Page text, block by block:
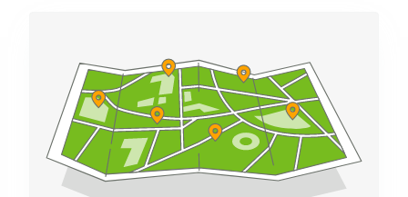
Kantoor
Hengelo
Bedrijfsruimte
Huren in
Nijmegen